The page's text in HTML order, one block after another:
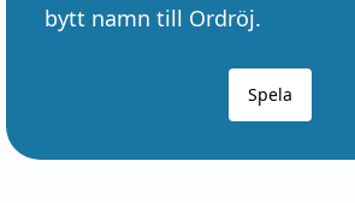
bytt namn till Ordröj.
Spela